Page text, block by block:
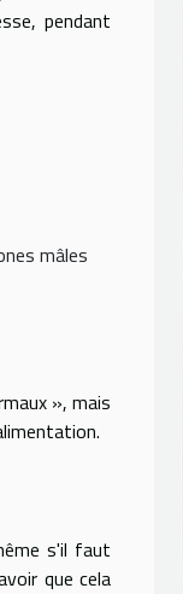
pendant
mâles
», mais
s'il faut
que cela